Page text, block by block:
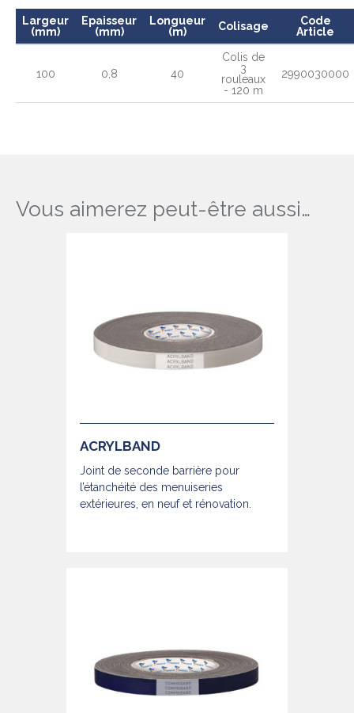
Largeur
(mm)
Epaisseur
(mm)
Longueur
(m)
Colisage
Code
Article
100 0,8 40
Colis de
3
rouleaux
- 120 m
2990030000
Vous aimerez peut-être aussi…
ACRYLBAND
Joint de seconde barrière pour
l’étanchéité des menuiseries
extérieures, en neuf et rénovation.